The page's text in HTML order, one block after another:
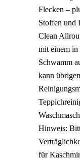
Flecken –
Stoffen und
Clean
mit einem in
Schwamm
kann
Hinweis:
für